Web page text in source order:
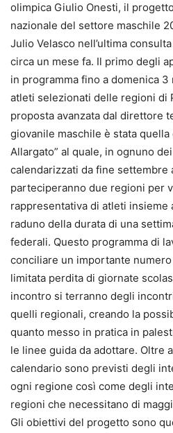
olimpica Giulio Onesti, il
nazionale del settore maschile
Julio Velasco nell’ultima
circa un mese fa. Il primo degli
in programma fino a domenica
atleti selezionati delle regioni di
proposta avanzata dal direttore
giovanile maschile è stata
Allargato” al quale, in ognuno
calendarizzati da fine settembre
parteciperanno due regioni per
rappresentativa di atleti
raduno della durata di una
federali. Questo programma di
conciliare un importante
limitata perdita di giornate
incontro si terranno degli
quelli regionali, creando la
quanto messo in pratica in
le linee guida da adottare. Oltre
calendario sono previsti degli
ogni regione così come degli
regioni che necessitano di
Gli obiettivi del progetto sono